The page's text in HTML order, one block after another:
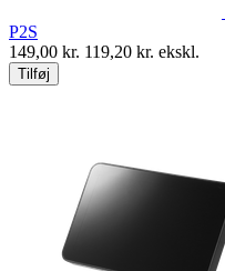
P2S
149,00 kr. 119,20 kr. ekskl.
Tilføj